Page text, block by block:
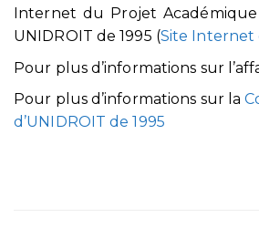
Internet du Projet
UNIDROIT de 1995 (Site Internet
Pour plus d’informations sur
Pour plus d’informations sur la
d’UNIDROIT de 1995